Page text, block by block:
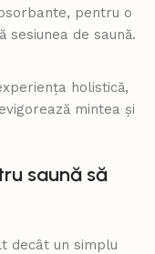
pentru o
sesiunea de saună.
holistică,
mintea și
saună să
decât un simplu